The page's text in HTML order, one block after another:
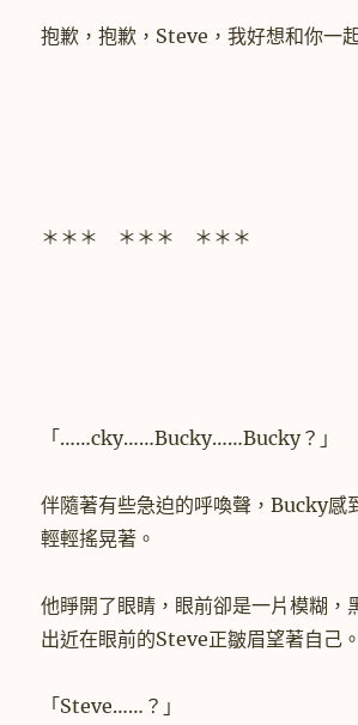
抱歉，抱歉，Steve，我好想和你一
＊＊＊ ＊＊＊ ＊＊＊
「……cky……Bucky……Bucky？」
伴隨著有些急迫的呼喚聲，Bucky感
輕輕搖晃著。
他睜開了眼睛，眼前卻是一片模糊，
出近在眼前的Steve正皺眉望著自己。
「Steve……？」